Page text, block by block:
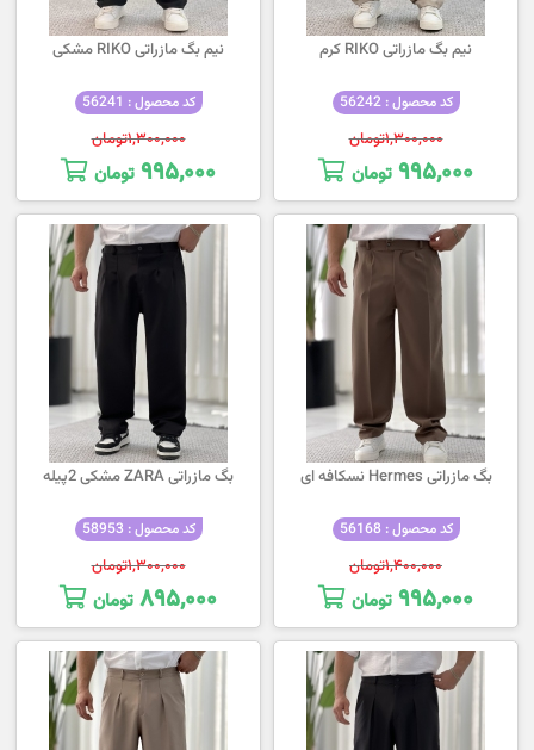
نیم بگ مازراتی RIKO کرم
کد محصول : 56242
۱,۳۰۰,۰۰۰تومان
۹۹۵,۰۰۰ تومان
نیم بگ مازراتی RIKO مشکی
کد محصول : 56241
۱,۳۰۰,۰۰۰تومان
۹۹۵,۰۰۰ تومان
بگ مازراتی Hermes نسکافه ای
کد محصول : 56168
۱,۴۰۰,۰۰۰تومان
۹۹۵,۰۰۰ تومان
بگ مازراتی ZARA مشکی 2پیله
کد محصول : 58953
۱,۳۰۰,۰۰۰تومان
۸۹۵,۰۰۰ تومان